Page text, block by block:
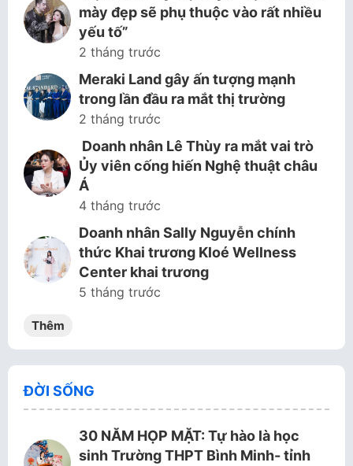
mày đẹp sẽ phụ thuộc vào rất nhiều
yếu tố”
2 tháng trước
Meraki Land gây ấn tượng mạnh
trong lần đầu ra mắt thị trường
2 tháng trước
Doanh nhân Lê Thùy ra mắt vai trò
Ủy viên cống hiến Nghệ thuật châu
Á
4 tháng trước
Doanh nhân Sally Nguyễn chính
thức Khai trương Kloé Wellness
Center khai trương
5 tháng trước
Thêm
ĐỜI SỐNG
30 NĂM HỌP MẶT: Tự hào là học
sinh Trường THPT Bình Minh- tỉnh